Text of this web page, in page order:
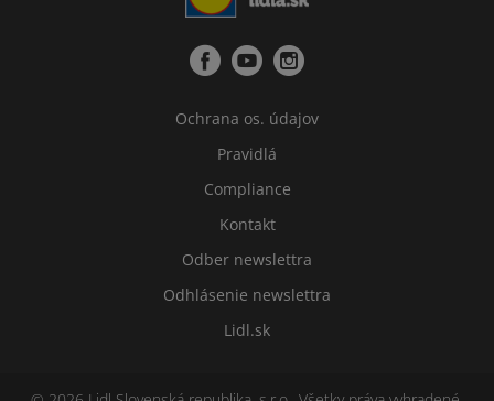
Ochrana os. údajov
Pravidlá
Compliance
Kontakt
Odber newslettra
Odhlásenie newslettra
Lidl.sk